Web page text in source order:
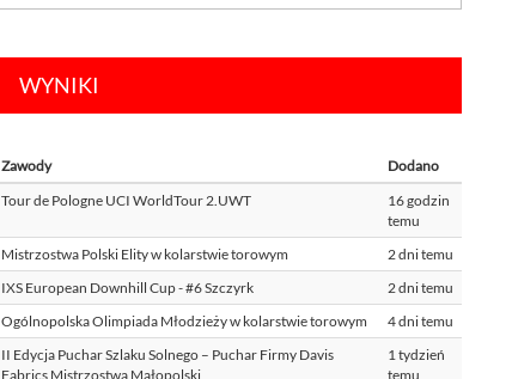
WYNIKI
Zawody
Dodano
Tour de Pologne UCI WorldTour 2.UWT
16 godzin
temu
Mistrzostwa Polski Elity w kolarstwie torowym
2 dni temu
IXS European Downhill Cup - #6 Szczyrk
2 dni temu
Ogólnopolska Olimpiada Młodzieży w kolarstwie torowym
4 dni temu
II Edycja Puchar Szlaku Solnego – Puchar Firmy Davis
Fabrics Mistrzostwa Małopolski
1 tydzień
temu